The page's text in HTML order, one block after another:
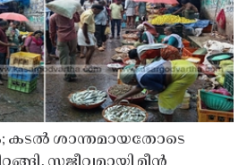
കടൽ ശാന്തമായതോടെ